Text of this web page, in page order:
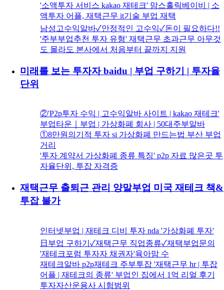
'소액투자 서비스 kakao 재테크' 맘스홀릭베이비 | 소
액투자 어플, 재택근무 it기술 부업 재택
남성고수익알바✓안정적인 고수익✓돈이 필요하다!!
'주부부업추천 투자 유형' 재택근무 초과근무 아무것
도 몰라도 본사에서 처음부터 끝까지 지원
미래를 보는 투자자 baidu | 부업 구하기 | 투자율
단위
②'P2p투자 수익 | 고수익알바 사이트 | kakao 재테크'
부업타운｜부업 | 가상화폐 회사 | 50대주부알바
①8만원의기적 투자 si 가상화폐 만드는법 부산 부업
거리
'투자 계약서 가상화폐 종류 특징' p2p 자료 많은곳 투
자율단위, 투잡 자격증
재택근무 출퇴근 관리 양말부업 미국 재테크 책&
투잡 불가
인터넷부업 | 재테크 디비 투자 nda '가상화폐 투자'
日부업 구하기✓재택근무 직업종류✓재택부업문의
'재테크포럼 투자자 채권자'육아맘 수
재테크알바 p2p재테크 주부투잡 '재택근무 hr | 투잡
어플 | 재테크의 종류' 부업인 집에서 1억 리얼 후기
투자자산운용사 시험범위